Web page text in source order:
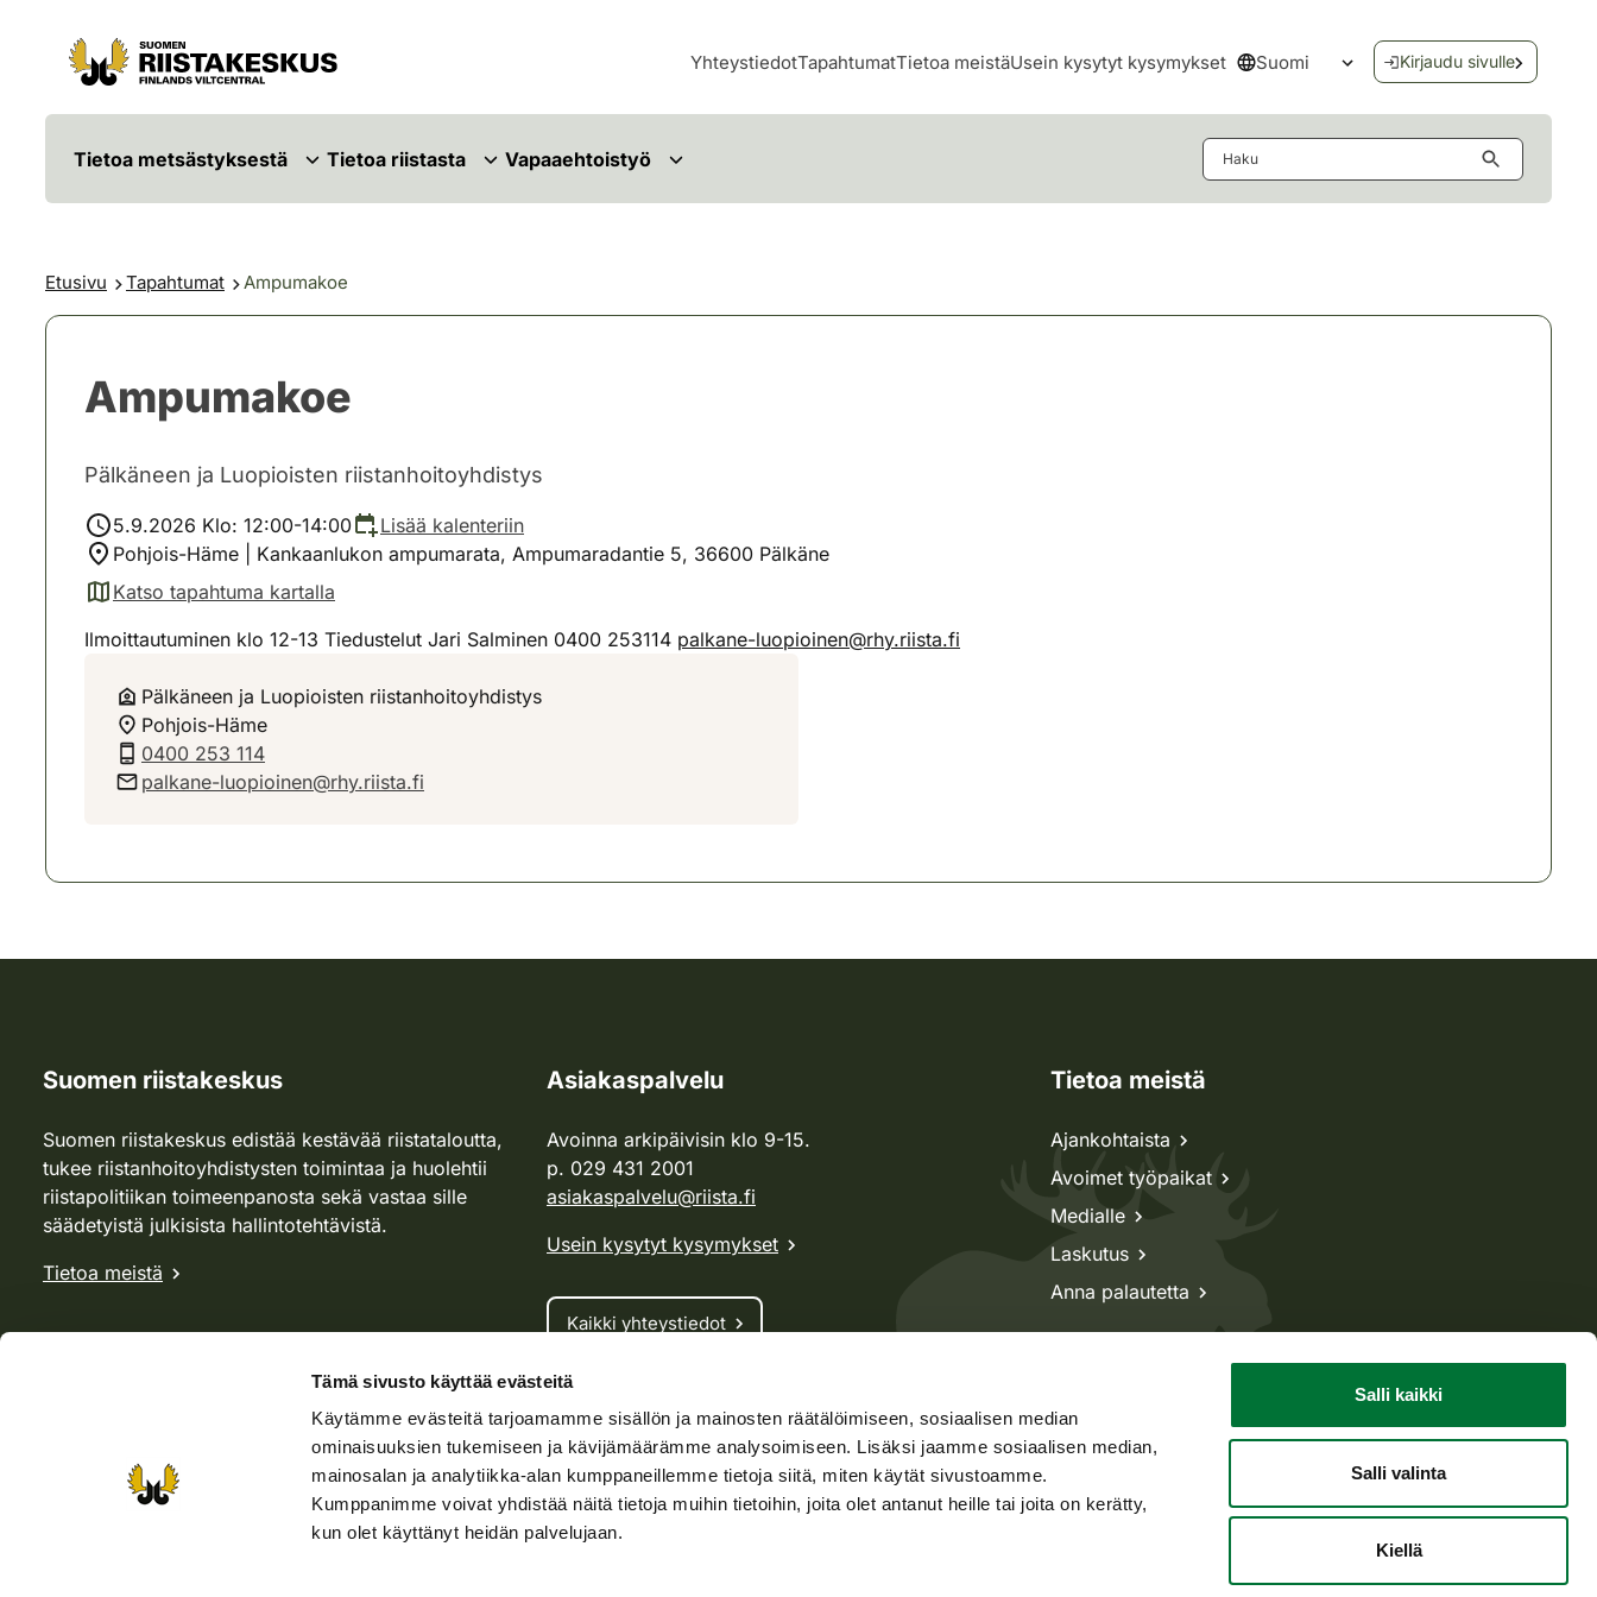
Tämä sivusto käyttää evästeitä
Käytämme evästeitä tarjoamamme sisällön ja mainosten räätälöimiseen, sosiaalisen median
ominaisuuksien tukemiseen ja kävijämäärämme analysoimiseen. Lisäksi jaamme sosiaalisen median,
mainosalan ja analytiikka-alan kumppaneillemme tietoja siitä, miten käytät sivustoamme.
Kumppanimme voivat yhdistää näitä tietoja muihin tietoihin, joita olet antanut heille tai joita on kerätty,
kun olet käyttänyt heidän palvelujaan.
Salli kaikki
Salli valinta
Kiellä
Siirry sisältöön
Siirry sivustokarttaan
YhteystiedotTapahtumatTietoa meistäUsein kysytyt kysymykset Suomi
Avaa kielivalikko
Kirjaudu sivulle
Tietoa metsästyksestä Tietoa riistasta Vapaaehtoistyö
Etusivu Tapahtumat Ampumakoe
Ampumakoe
Pälkäneen ja Luopioisten riistanhoitoyhdistys
5.9.2026 Klo: 12:00-14:00
Lisää kalenteriin
Pohjois-Häme | Kankaanlukon ampumarata, Ampumaradantie 5, 36600 Pälkäne
Katso tapahtuma kartalla
(avautuu uuteen välilehteen)
Ilmoittautuminen klo 12-13 Tiedustelut Jari Salminen 0400 253114 palkane-luopioinen@rhy.riista.fi
Pälkäneen ja Luopioisten riistanhoitoyhdistys
Pohjois-Häme
0400 253 114
palkane-luopioinen@rhy.riista.fi
Suomen riistakeskus
Suomen riistakeskus edistää kestävää riistataloutta,
tukee riistanhoitoyhdistysten toimintaa ja huolehtii
riistapolitiikan toimeenpanosta sekä vastaa sille
säädetyistä julkisista hallintotehtävistä.
Tietoa meistä
Asiakaspalvelu
Avoinna arkipäivisin klo 9-15.
p. 029 431 2001
asiakaspalvelu@riista.fi
Usein kysytyt kysymykset
Kaikki yhteystiedot
Metsästyskortti-asiat
Oma riista -asiat
Lupa-asiat
Tietoa meistä
Ajankohtaista
Avoimet työpaikat
Medialle
Laskutus
Anna palautetta